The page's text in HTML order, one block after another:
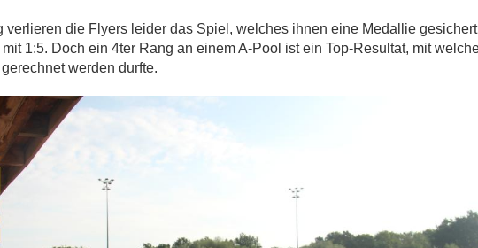
verlieren die Flyers leider das Spiel, welches ihnen eine Medallie
1:5. Doch ein 4ter Rang an einem A-Pool ist ein Top-Resultat, mit
werden durfte.